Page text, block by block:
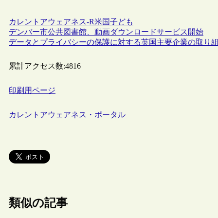
カレントアウェアネス-R米国子ども
デンバー市公共図書館、動画ダウンロードサービス開始
データとプライバシーの保護に対する英国主要企業の取り
累計アクセス数:4816
印刷用ページ
カレントアウェアネス・ポータル
類似の記事